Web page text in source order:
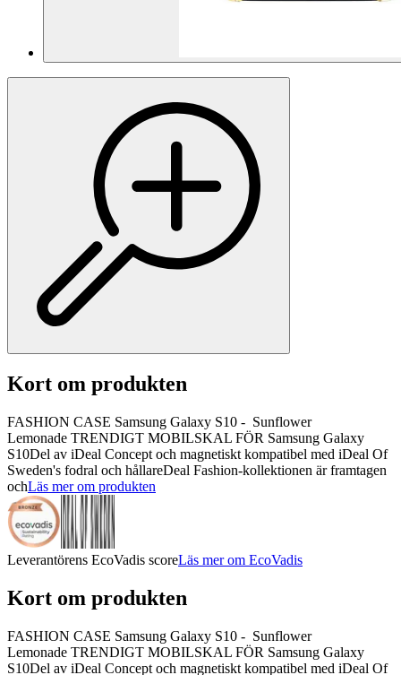
Kort om produkten
FASHION CASE Samsung Galaxy S10 - Sunflower
Lemonade TRENDIGT MOBILSKAL FÖR Samsung Galaxy
S10Del av iDeal Concept och magnetiskt kompatibel med iDeal Of
Sweden's fodral och hållareDeal Fashion-kollektionen är framtagen
ochLäs mer om produkten
Leverantörens EcoVadis scoreLäs mer om EcoVadis
Kort om produkten
FASHION CASE Samsung Galaxy S10 - Sunflower
Lemonade TRENDIGT MOBILSKAL FÖR Samsung Galaxy
S10Del av iDeal Concept och magnetiskt kompatibel med iDeal Of